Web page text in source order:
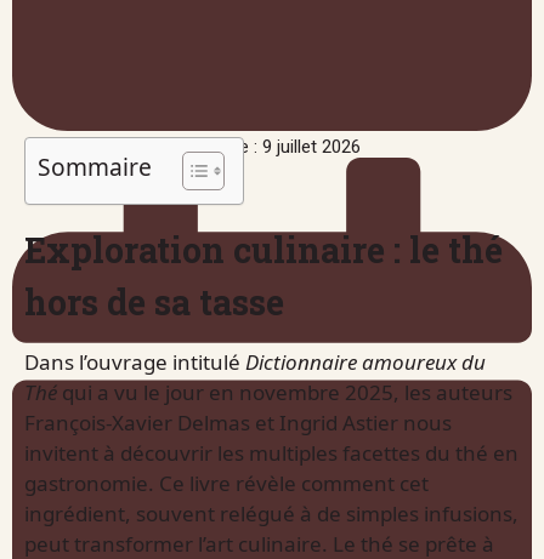
Publié le : 9 juillet 2026
Sommaire
Exploration culinaire : le thé
hors de sa tasse
Dans l’ouvrage intitulé Dictionnaire amoureux du
Thé qui a vu le jour en novembre 2025, les auteurs
François-Xavier Delmas et Ingrid Astier nous
invitent à découvrir les multiples facettes du thé en
gastronomie. Ce livre révèle comment cet
ingrédient, souvent relégué à de simples infusions,
peut transformer l’art culinaire. Le thé se prête à